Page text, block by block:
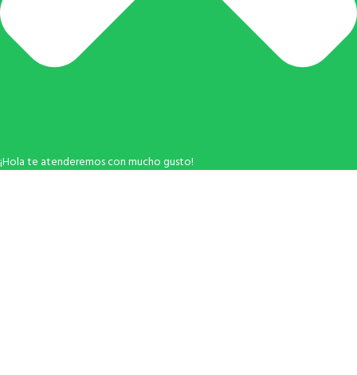
¡Hola te atenderemos con mucho gusto!